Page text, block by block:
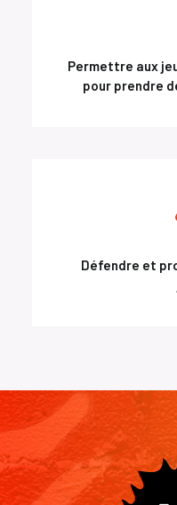
Permettre aux
pour prendre
Défendre et